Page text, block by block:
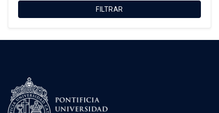
Kay Bergamini Ladrón de Guevara
Luis Fuentes Arce
FILTRAR